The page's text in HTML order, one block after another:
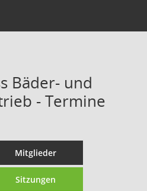
Bäder- und
- Termine
Mitglieder
Sitzungen